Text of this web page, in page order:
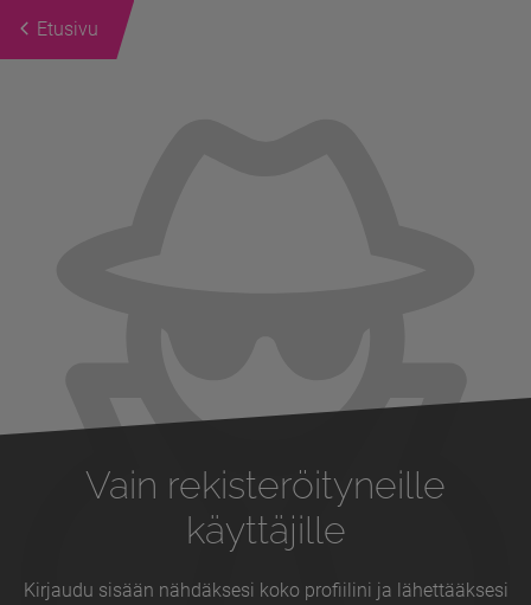
Etusivu
Vain rekisteröityneille
käyttäjille
Kirjaudu sisään nähdäksesi koko profiilini ja lähettääksesi